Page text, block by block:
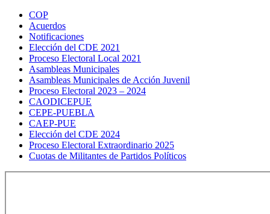
COP
Acuerdos
Notificaciones
Elección del CDE 2021
Proceso Electoral Local 2021
Asambleas Municipales
Asambleas Municipales de Acción Juvenil
Proceso Electoral 2023 – 2024
CAODICEPUE
CEPE-PUEBLA
CAEP-PUE
Elección del CDE 2024
Proceso Electoral Extraordinario 2025
Cuotas de Militantes de Partidos Políticos